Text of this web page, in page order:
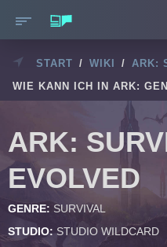
START / WIKI / ARK:
WIE KANN ICH IN ARK:
ARK:
EVOLVED
GENRE: SURVIVAL
STUDIO: STUDIO WILDCARD